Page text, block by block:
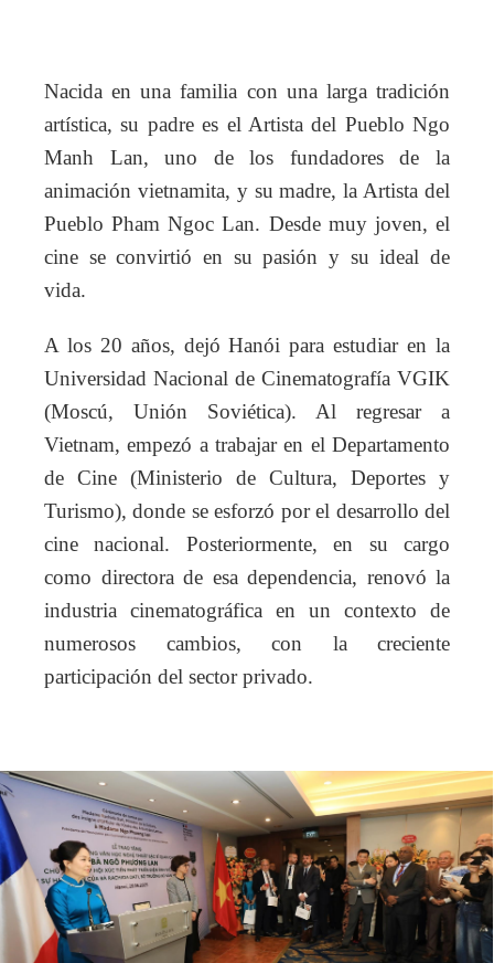
Nacida en una familia con una larga tradición
artística, su padre es el Artista del Pueblo Ngo
Manh Lan, uno de los fundadores de la
animación vietnamita, y su madre, la Artista del
Pueblo Pham Ngoc Lan. Desde muy joven, el
cine se convirtió en su pasión y su ideal de
vida.
A los 20 años, dejó Hanói para estudiar en la
Universidad Nacional de Cinematografía VGIK
(Moscú, Unión Soviética). Al regresar a
Vietnam, empezó a trabajar en el Departamento
de Cine (Ministerio de Cultura, Deportes y
Turismo), donde se esforzó por el desarrollo del
cine nacional. Posteriormente, en su cargo
como directora de esa dependencia, renovó la
industria cinematográfica en un contexto de
numerosos cambios, con la creciente
participación del sector privado.